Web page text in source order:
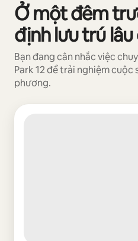
Ở một đêm
định lưu trú lâu
Bạn đang cân nhắc việc
Park 12 để trải nghiệm
phương.
Đang hiển thị 0/0 mục